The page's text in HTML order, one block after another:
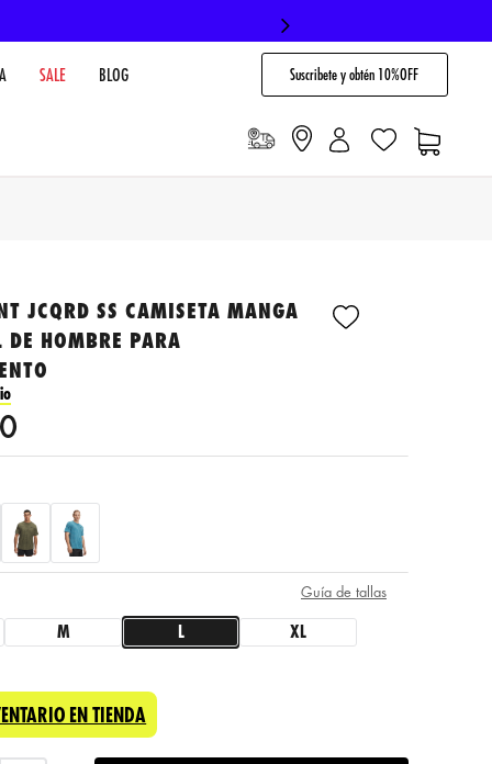
SALE BLOG Suscribete y obtén 10%OFF
JCQRD SS CAMISETA MANGA
DE HOMBRE PARA
M L XL
Guía de tallas
EN TIENDA